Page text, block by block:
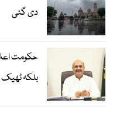
دی گئی
حکومت
بلکہ ٹھیک